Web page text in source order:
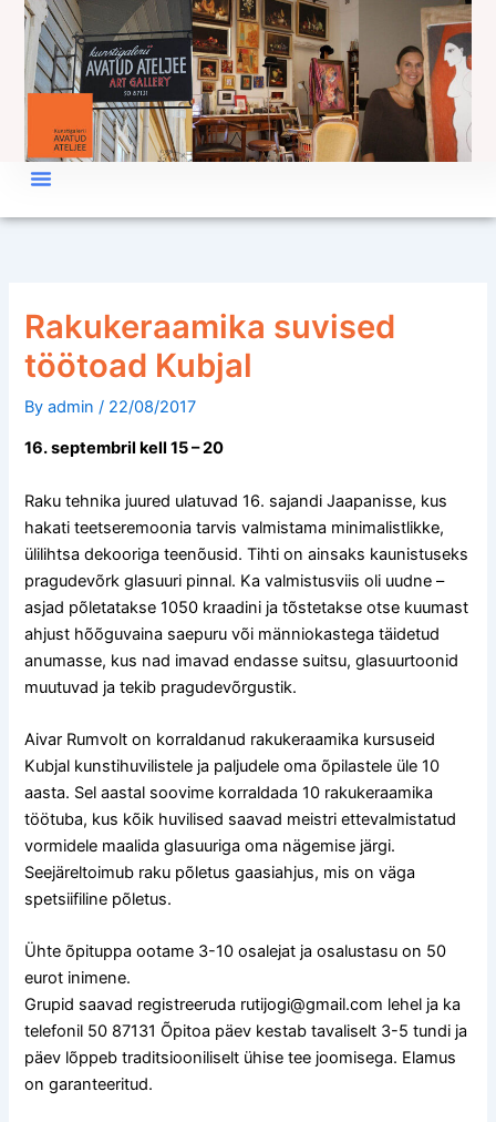
Skip
content
Rakukeraamika suvised
töötoad Kubjal
Byadmin/ 22/08/2017
16. septembril kell 15 – 20
Raku tehnika juured ulatuvad 16. sajandi Jaapanisse, kus
hakati teetseremoonia tarvis valmistama minimalistlikke,
ülilihtsa dekooriga teenõusid. Tihti on ainsaks kaunistuseks
pragudevõrk glasuuri pinnal. Ka valmistusviis oli uudne –
asjad põletatakse 1050 kraadini ja tõstetakse otse kuumast
ahjust hõõguvaina saepuru või männiokastega täidetud
anumasse, kus nad imavad endasse suitsu, glasuurtoonid
muutuvad ja tekib pragudevõrgustik.
Aivar Rumvolt on korraldanud rakukeraamika kursuseid
Kubjal kunstihuvilistele ja paljudele oma õpilastele üle 10
aasta. Sel aastal soovime korraldada 10 rakukeraamika
töötuba, kus kõik huvilised saavad meistri ettevalmistatud
vormidele maalida glasuuriga oma nägemise järgi.
Seejäreltoimub raku põletus gaasiahjus, mis on väga
spetsiifiline põletus.
Ühte õpituppa ootame 3-10 osalejat ja osalustasu on 50
eurot inimene.
Grupid saavad registreeruda rutijogi@gmail.com lehel ja ka
telefonil 50 87131 Õpitoa päev kestab tavaliselt 3-5 tundi ja
päev lõppeb traditsiooniliselt ühise tee joomisega. Elamus
on garanteeritud.